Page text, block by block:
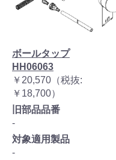
ボールタップ
HH06063
￥20,570（税抜:
￥18,700）
旧部品品番
-
対象適用製品
-